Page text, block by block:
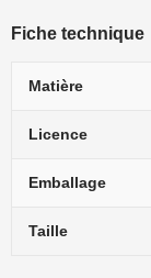
Fiche technique
Matière
Licence
Emballage
Taille